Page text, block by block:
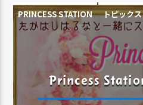
PRINCESS STATION トピックス
Princess